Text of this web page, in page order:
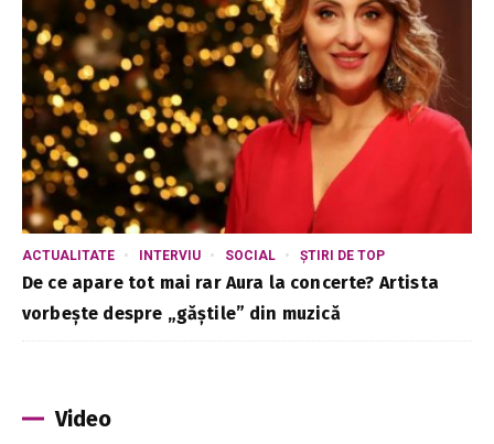
ACTUALITATE INTERVIU SOCIAL ȘTIRI DE TOP
De ce apare tot mai rar Aura la concerte? Artista
vorbește despre „găștile” din muzică
Video